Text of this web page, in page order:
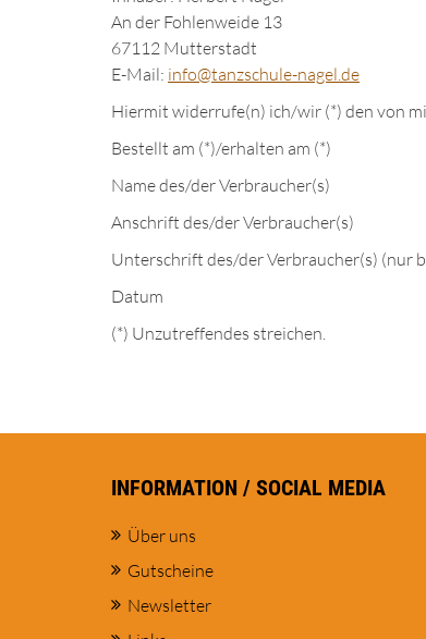
An der Fohlenweide 13
67112 Mutterstadt
E-Mail: info@tanzschule-nagel.de
Hiermit widerrufe(n) ich/wir (*) den von
Bestellt am (*)/erhalten am (*)
Name des/der Verbraucher(s)
Anschrift des/der Verbraucher(s)
Unterschrift des/der Verbraucher(s) (nur
Datum
(*) Unzutreffendes streichen.
INFORMATION / SOCIAL MEDIA
Über uns
Gutscheine
Newsletter